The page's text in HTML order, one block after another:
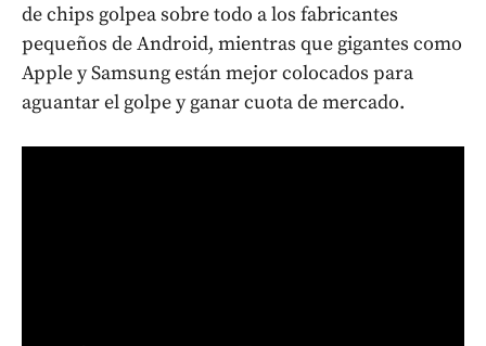
de chips golpea sobre todo a los fabricantes
pequeños de Android, mientras que gigantes como
Apple y Samsung están mejor colocados para
aguantar el golpe y ganar cuota de mercado.